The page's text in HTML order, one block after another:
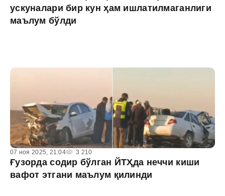
ускуналари бир кун ҳам ишлатилмаганлиги
маълум бўлди
07 ноя 2025, 21:04 3 210
Ғузорда содир бўлган ЙТҲда неччи киши
вафот этгани маълум қилинди